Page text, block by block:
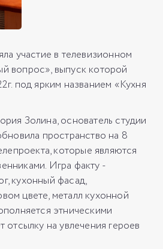
участие в телевизионном
вопрос», выпуск которой
под ярким названием «Кухня
Золина, основатель студии
пространство на 8
которые являются
Игра факту -
кухонный фасад,
цвете, металл кухонной
этническими
отсылку на увлечения героев